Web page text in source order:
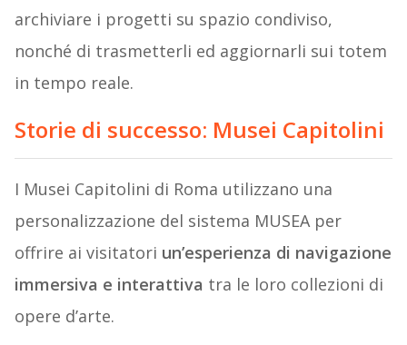
archiviare i progetti su spazio condiviso,
nonché di trasmetterli ed aggiornarli sui totem
in tempo reale.
Storie di successo: Musei Capitolini
I Musei Capitolini di Roma utilizzano una
personalizzazione del sistema MUSEA per
offrire ai visitatori un’esperienza di navigazione
immersiva e interattiva tra le loro collezioni di
opere d’arte.